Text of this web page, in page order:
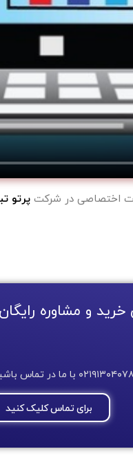
اختصاصی در شرکت پرتو
خرید و مشاوره
برای تماس کلیک کنید